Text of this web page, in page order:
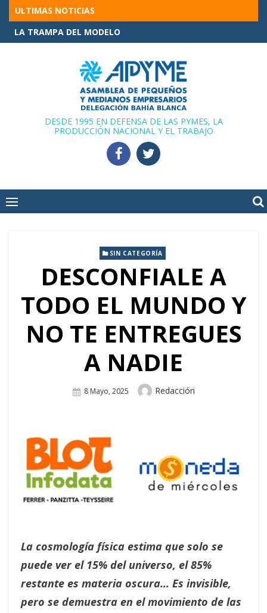
Skip
to
content
ULTIMAS NOTICIAS
DESDE 1995 EN DEFENSA DE LAS PYMES, LA
PRODUCCIÓN NACIONAL Y EL TRABAJO
SIN CATEGORÍA
DESCONFIALE A
TODO EL MUNDO Y
NO TE ENTREGUES
A NADIE
Posted
8 Mayo, 2025 Author
Redacción
La cosmología física estima que solo se
puede ver el 15% del universo, el 85%
restante es materia oscura… Es invisible,
pero se demuestra en el movimiento de las